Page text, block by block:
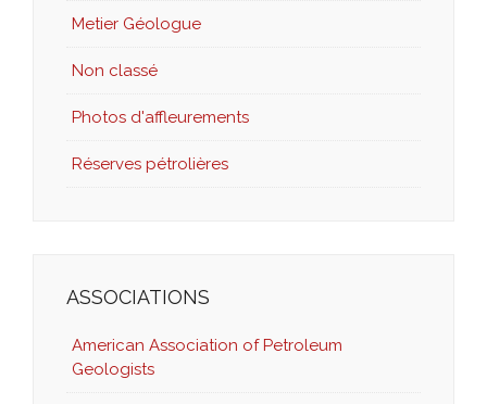
Metier Géologue
Non classé
Photos d'affleurements
Réserves pétrolières
ASSOCIATIONS
American Association of Petroleum
Geologists